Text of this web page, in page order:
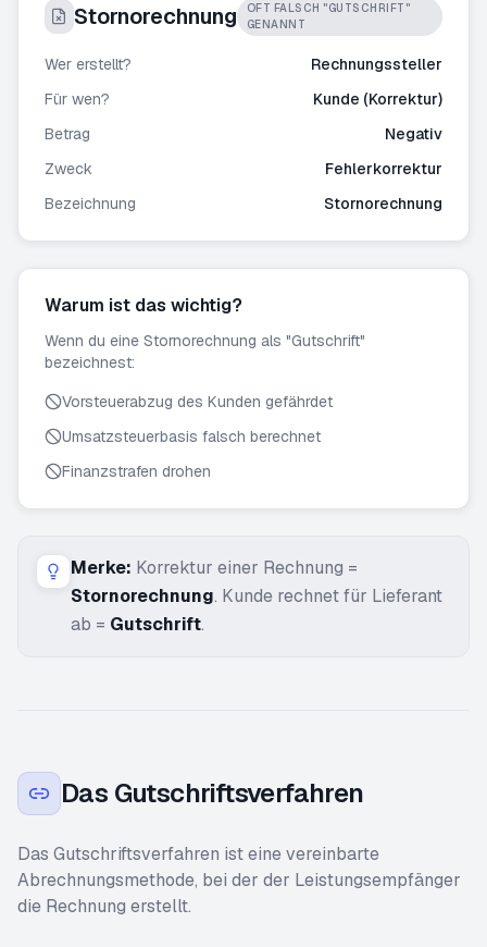
Stornorechnung
OFT FALSCH "GUTSCHRIFT"
GENANNT
Wer erstellt?
Rechnungssteller
Für wen?
Kunde (Korrektur)
Betrag
Negativ
Zweck
Fehlerkorrektur
Bezeichnung
Stornorechnung
Warum ist das wichtig?
Wenn du eine Stornorechnung als "Gutschrift"
bezeichnest:
Vorsteuerabzug des Kunden gefährdet
Umsatzsteuerbasis falsch berechnet
Finanzstrafen drohen
Merke: Korrektur einer Rechnung =
Stornorechnung. Kunde rechnet für Lieferant
ab = Gutschrift.
Das Gutschriftsverfahren
Das Gutschriftsverfahren ist eine vereinbarte
Abrechnungsmethode, bei der der Leistungsempfänger
die Rechnung erstellt.